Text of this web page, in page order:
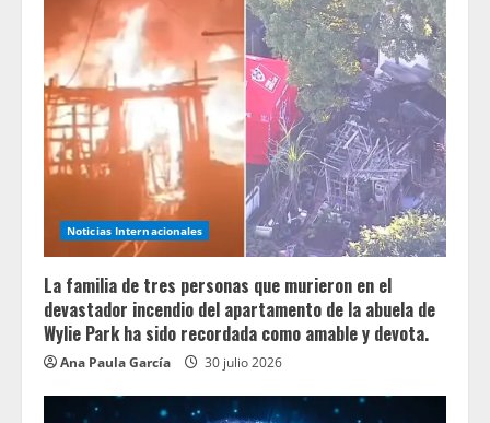
Noticias Internacionales
La familia de tres personas que murieron en el
devastador incendio del apartamento de la abuela de
Wylie Park ha sido recordada como amable y devota.
Ana Paula García 30 julio 2026